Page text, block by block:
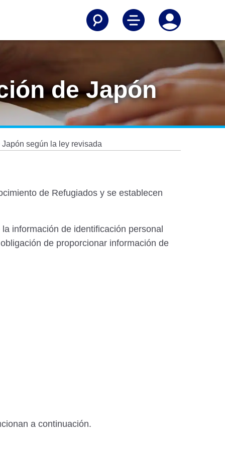
de Japón
según la ley revisada
de Refugiados y se establecen
información de identificación personal
de proporcionar información de
a continuación.